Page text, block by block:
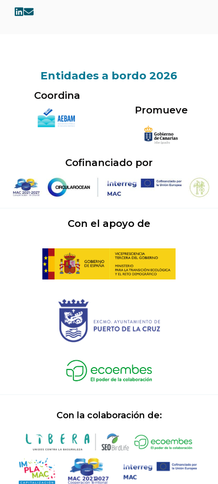
L E
Entidades a bordo 2026
Coordina
Promueve
Cofinanciado por
Con el apoyo de
Con la colaboración de: